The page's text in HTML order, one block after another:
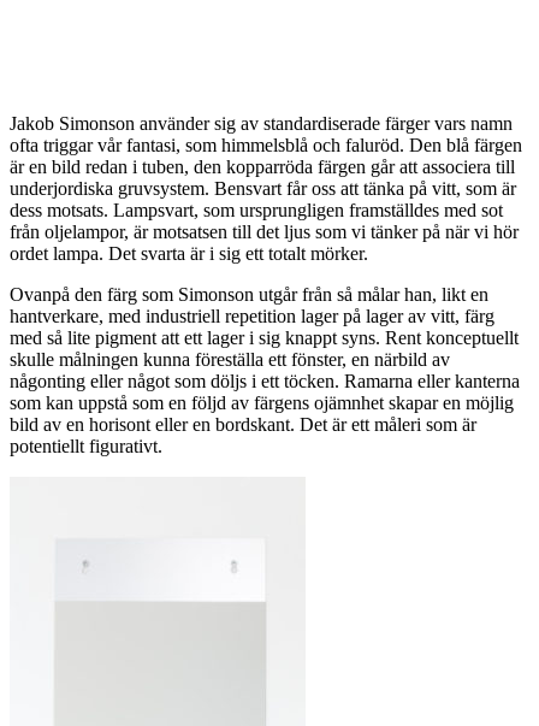
Jakob Simonson använder sig av standardiserade färger vars namn
ofta triggar vår fantasi, som himmelsblå och faluröd. Den blå färgen
är en bild redan i tuben, den kopparröda färgen går att associera till
underjordiska gruvsystem. Bensvart får oss att tänka på vitt, som är
dess motsats. Lampsvart, som ursprungligen framställdes med sot
från oljelampor, är motsatsen till det ljus som vi tänker på när vi hör
ordet lampa. Det svarta är i sig ett totalt mörker.
Ovanpå den färg som Simonson utgår från så målar han, likt en
hantverkare, med industriell repetition lager på lager av vitt, färg
med så lite pigment att ett lager i sig knappt syns. Rent konceptuellt
skulle målningen kunna föreställa ett fönster, en närbild av
någonting eller något som döljs i ett töcken. Ramarna eller kanterna
som kan uppstå som en följd av färgens ojämnhet skapar en möjlig
bild av en horisont eller en bordskant. Det är ett måleri som är
potentiellt figurativt.